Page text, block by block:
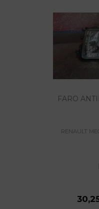
FARO
RENAULT